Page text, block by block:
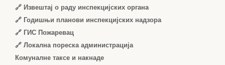
🔗 Извештај о раду инспекцијских органа
🔗 Годишњи планови инспекцијских надзора
🔗 ГИС Пожаревац
🔗 Локална пореска администрација
Комуналне таксе и накнаде